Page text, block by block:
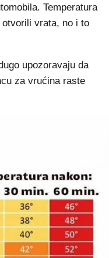
Temperatura
vrata, no i to
upozoravaju da
za vrućina raste